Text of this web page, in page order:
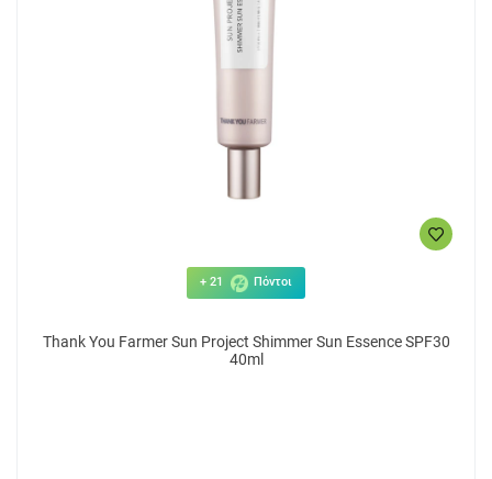
+ 21 Πόντοι
Thank You Farmer Sun Project Shimmer Sun Essence SPF30
40ml